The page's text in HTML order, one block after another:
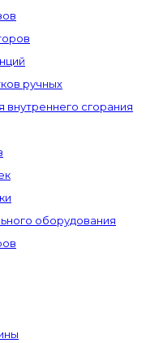
ручных
внутреннего сгорания
оборудования